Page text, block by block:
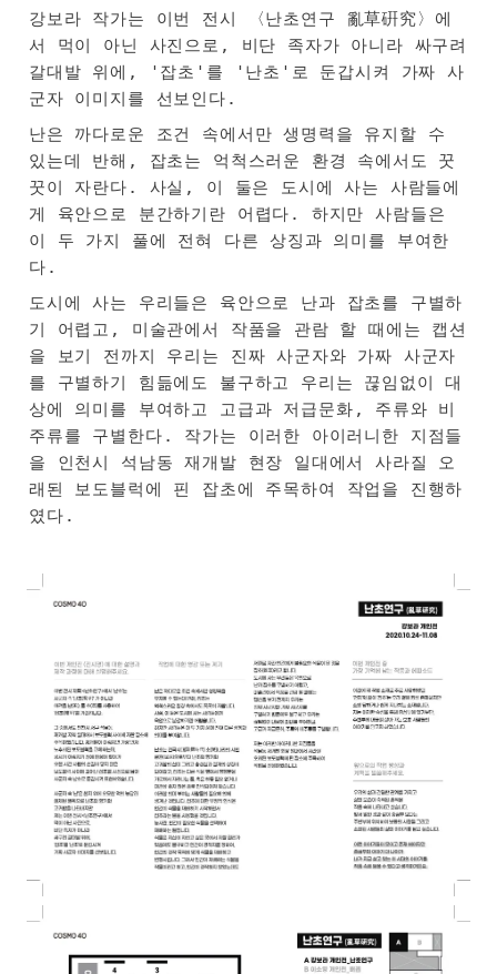
강보라 작가는 이번 전시 〈난초연구 亂草硏究〉에
서 먹이 아닌 사진으로, 비단 족자가 아니라 싸구려
갈대발 위에, '잡초'를 '난초'로 둔갑시켜 가짜 사
군자 이미지를 선보인다.
난은 까다로운 조건 속에서만 생명력을 유지할 수
있는데 반해, 잡초는 억척스러운 환경 속에서도 꿋
꿋이 자란다. 사실, 이 둘은 도시에 사는 사람들에
게 육안으로 분간하기란 어렵다. 하지만 사람들은
이 두 가지 풀에 전혀 다른 상징과 의미를 부여한
다.
도시에 사는 우리들은 육안으로 난과 잡초를 구별하
기 어렵고, 미술관에서 작품을 관람 할 때에는 캡션
을 보기 전까지 우리는 진짜 사군자와 가짜 사군자
를 구별하기 힘듦에도 불구하고 우리는 끊임없이 대
상에 의미를 부여하고 고급과 저급문화, 주류와 비
주류를 구별한다. 작가는 이러한 아이러니한 지점들
을 인천시 석남동 재개발 현장 일대에서 사라질 오
래된 보도블럭에 핀 잡초에 주목하여 작업을 진행하
였다.